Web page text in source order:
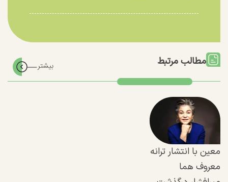
مطالب مرتبط
معین با انتشار ترانه
معروف هما